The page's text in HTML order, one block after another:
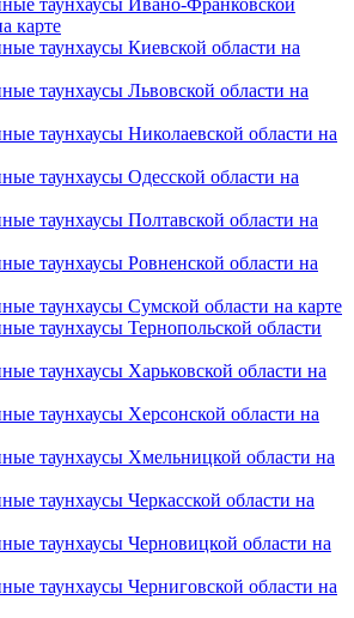
таунхаусы Ивано-Франковской
карте
таунхаусы Киевской области на
таунхаусы Львовской области на
таунхаусы Николаевской области на
таунхаусы Одесской области на
таунхаусы Полтавской области на
таунхаусы Ровненской области на
таунхаусы Сумской области на карте
таунхаусы Тернопольской области
таунхаусы Харьковской области на
таунхаусы Херсонской области на
таунхаусы Хмельницкой области на
таунхаусы Черкасской области на
таунхаусы Черновицкой области на
таунхаусы Черниговской области на